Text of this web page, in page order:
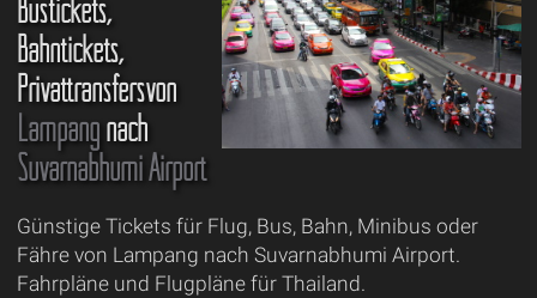
Bustickets,
Bahntickets,
Privattransfersvon
Lampangnach
Suvarnabhumi Airport
Günstige Tickets für Flug, Bus, Bahn, Minibus oder
Fähre von Lampang nach Suvarnabhumi Airport.
Fahrpläne und Flugpläne für Thailand.